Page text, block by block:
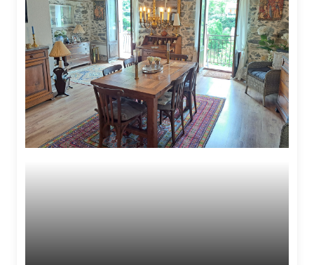
SERVICES
NOUS
CONTACTER